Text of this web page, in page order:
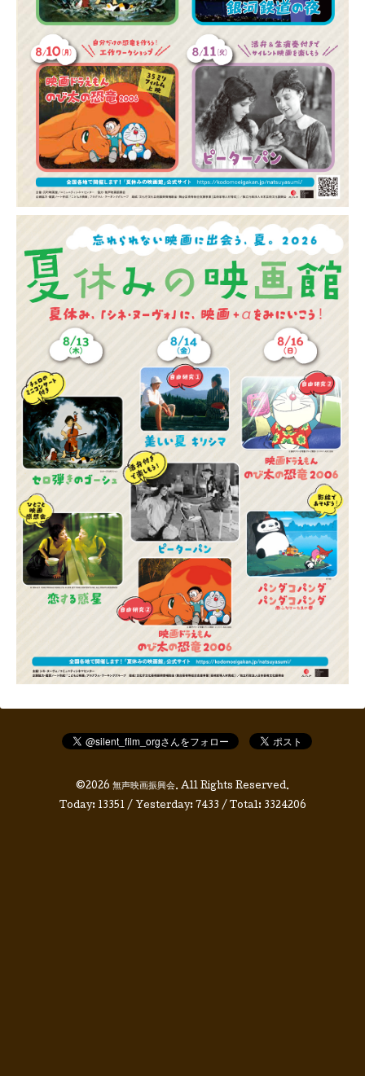
©2026 無声映画振興会. All Rights Reserved.
Today: 13351/ Yesterday: 7433 / Total: 3324206